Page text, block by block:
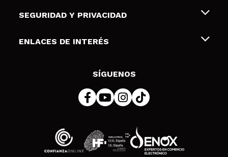
Tarjetas de Regalo
Envíos y devoluciones
Formas de pago
SEGURIDAD Y PRIVACIDAD
Terminos y condiciones de uso
Política de cookies
ENLACES DE INTERÉS
SÍGUENOS